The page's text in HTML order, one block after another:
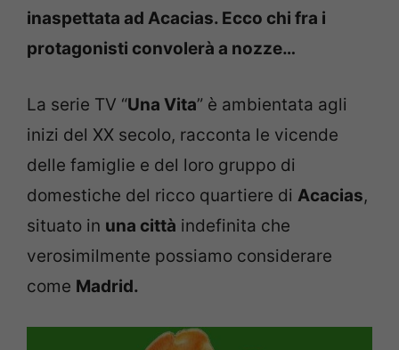
inaspettata ad Acacias. Ecco chi fra i
protagonisti convolerà a nozze…
La serie TV “Una Vita” è ambientata agli
inizi del XX secolo, racconta le vicende
delle famiglie e del loro gruppo di
domestiche del ricco quartiere di Acacias,
situato in una città indefinita che
verosimilmente possiamo considerare
come Madrid.